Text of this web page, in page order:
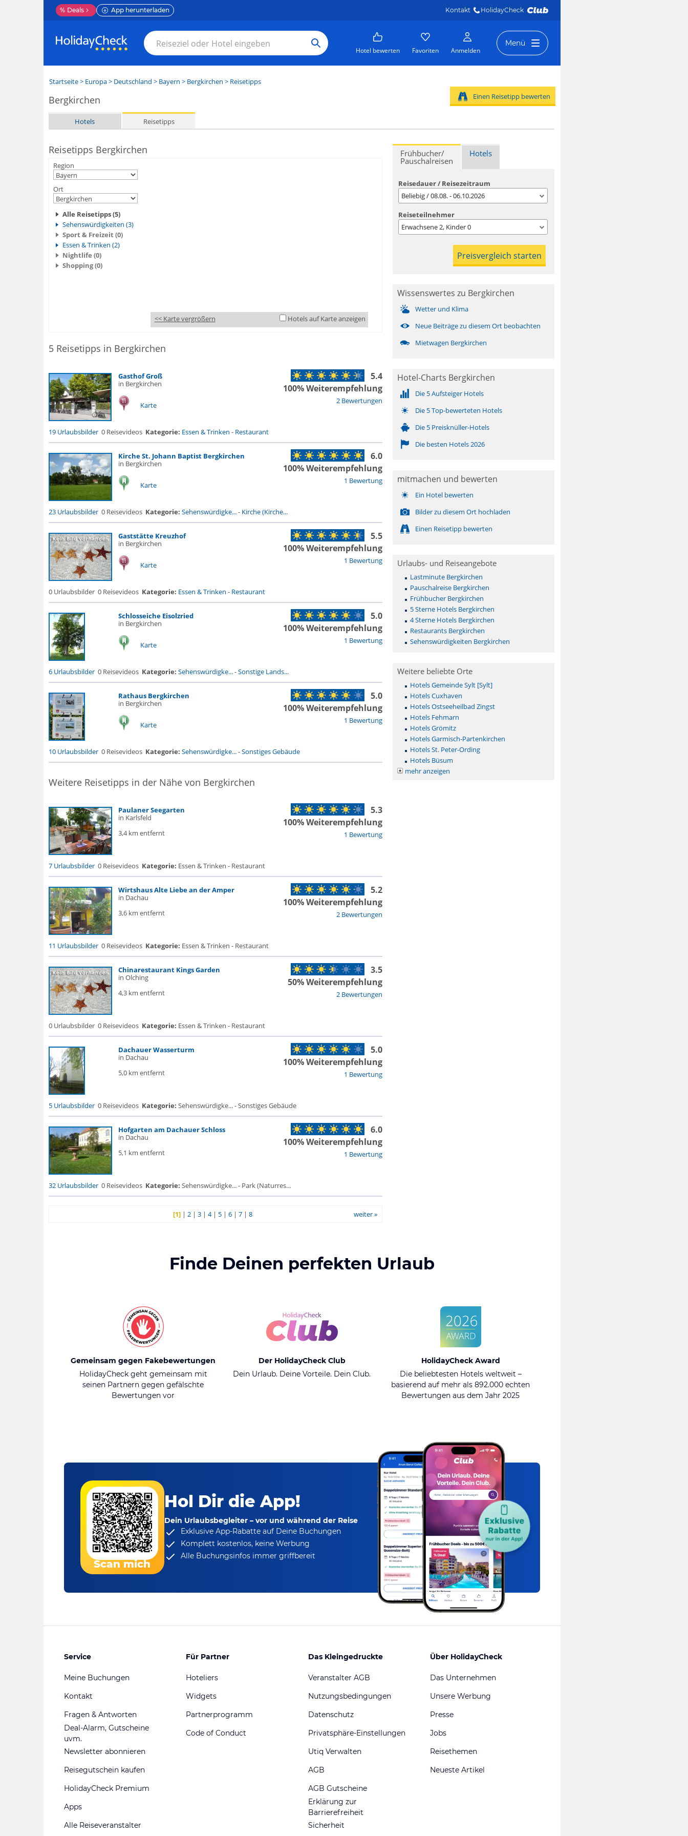
% Deals App herunterladen Kontakt HolidayCheck
Hotel bewerten Favoriten Anmelden
Menü
Startseite> Europa> Deutschland > Bayern > Bergkirchen > Reisetipps
Bergkirchen
Hotels Reisetipps
Einen Reisetipp bewerten
Reisetipps Bergkirchen
Region
Ort
Alle Reisetipps (5)
Sehenswürdigkeiten (3)
Sport & Freizeit (0)
Essen & Trinken (2)
Nightlife (0)
Shopping (0)
<< Karte vergrößern Hotels auf Karte anzeigen
5 Reisetipps in Bergkirchen
Gasthof Groß
in Bergkirchen
Karte 2 Bewertungen
5.4
100% Weiterempfehlung
19 Urlaubsbilder 0 Reisevideos Kategorie: Essen & Trinken - Restaurant
Kirche St. Johann Baptist Bergkirchen
in Bergkirchen
Karte 1 Bewertung
6.0
100% Weiterempfehlung
23 Urlaubsbilder 0 Reisevideos Kategorie: Sehenswürdigke...- Kirche (Kirche...
Gaststätte Kreuzhof
in Bergkirchen
Karte 1 Bewertung
5.5
100% Weiterempfehlung
0 Urlaubsbilder 0 Reisevideos Kategorie: Essen & Trinken - Restaurant
Schlosseiche Eisolzried
in Bergkirchen
Karte 1 Bewertung
5.0
100% Weiterempfehlung
6 Urlaubsbilder 0 Reisevideos Kategorie: Sehenswürdigke...-Sonstige Lands...
Rathaus Bergkirchen
in Bergkirchen
Karte 1 Bewertung
5.0
100% Weiterempfehlung
10 Urlaubsbilder 0 Reisevideos Kategorie: Sehenswürdigke...-Sonstiges Gebäude
Weitere Reisetipps in der Nähe von Bergkirchen
Paulaner Seegarten
in Karlsfeld
3,4 km entfernt
1 Bewertung
5.3
100% Weiterempfehlung
7 Urlaubsbilder 0 Reisevideos Kategorie: Essen & Trinken - Restaurant
Wirtshaus Alte Liebe an der Amper
in Dachau
3,6 km entfernt
2 Bewertungen
5.2
100% Weiterempfehlung
11 Urlaubsbilder 0 Reisevideos Kategorie: Essen & Trinken - Restaurant
Chinarestaurant Kings Garden
in Olching
4,3 km entfernt
2 Bewertungen
3.5
50% Weiterempfehlung
0 Urlaubsbilder 0 Reisevideos Kategorie: Essen & Trinken - Restaurant
Dachauer Wasserturm
in Dachau
5,0 km entfernt
1 Bewertung
5.0
100% Weiterempfehlung
5 Urlaubsbilder 0 Reisevideos Kategorie: Sehenswürdigke... - Sonstiges Gebäude
Hofgarten am Dachauer Schloss
in Dachau
5,1 km entfernt
1 Bewertung
6.0
100% Weiterempfehlung
32 Urlaubsbilder 0 Reisevideos Kategorie: Sehenswürdigke... - Park (Naturres...
[1]| 2| 3| 4| 5| 6| 7| 8 weiter »
Frühbucher/
Pauschalreisen
Hotels
Reisedauer / Reisezeitraum
Beliebig / 08.08. - 06.10.2026
Reiseteilnehmer
Erwachsene2, Kinder0
Wissenswertes zu Bergkirchen
Wetter und Klima
Neue Beiträge zu diesem Ort beobachten
Mietwagen Bergkirchen
Hotel-Charts Bergkirchen
Die 5 Aufsteiger Hotels
Die 5 Top-bewerteten Hotels
Die 5 Preisknüller-Hotels
Die besten Hotels 2026
mitmachen und bewerten
Ein Hotel bewerten
Bilder zu diesem Ort hochladen
Einen Reisetipp bewerten
Urlaubs- und Reiseangebote
Lastminute Bergkirchen
Pauschalreise Bergkirchen
Frühbucher Bergkirchen
5 Sterne Hotels Bergkirchen
4 Sterne Hotels Bergkirchen
Restaurants Bergkirchen
Sehenswürdigkeiten Bergkirchen
Weitere beliebte Orte
Hotels Gemeinde Sylt [Sylt]
Hotels Cuxhaven
Hotels Ostseeheilbad Zingst
Hotels Fehmarn
Hotels Grömitz
Hotels Garmisch-Partenkirchen
Hotels St. Peter-Ording
Hotels Büsum
mehr anzeigen
Finde Deinen perfekten Urlaub
Gemeinsam gegen Fakebewertungen
HolidayCheck geht gemeinsam mit
seinen Partnern gegen gefälschte
Bewertungen vor
Der HolidayCheck Club
Dein Urlaub. Deine Vorteile. Dein Club.
HolidayCheck Award
Die beliebtesten Hotels weltweit –
basierend auf mehr als 892.000 echten
Bewertungen aus dem Jahr 2025
Scan mich
Hol Dir die App!
Dein Urlaubsbegleiter – vor und während der Reise
Exklusive App-Rabatteauf Deine Buchungen
Komplett kostenlos, keine Werbung
Alle Buchungsinfos immer griffbereit
Service
Meine Buchungen
Kontakt
Fragen & Antworten
Deal-Alarm, Gutscheine
uvm.
Newsletter abonnieren
Reisegutschein kaufen
HolidayCheck Premium
Apps
Alle Reiseveranstalter
Für Partner
Hoteliers
Widgets
Partnerprogramm
Code of Conduct
Das Kleingedruckte
Veranstalter AGB
Nutzungsbedingungen
Datenschutz
Privatsphäre-Einstellungen
Utiq Verwalten
AGB
AGB Gutscheine
Erklärung zur
Barrierefreiheit
Sicherheit
Über HolidayCheck
Das Unternehmen
Unsere Werbung
Presse
Jobs
Reisethemen
Neueste Artikel